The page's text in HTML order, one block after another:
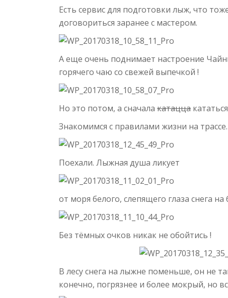
Есть сервис для подготовки лыж, что
договориться заранее с мастером.
А еще очень поднимает настроение
горячего чаю со свежей выпечкой !
Но это потом, а сначала катацца
Знакомимся с правилами жизни на
Поехали. Лыжная душа ликует
от моря белого, слепящего глаза снега
Без тёмных очков никак не обойтись !
В лесу снега на лыжне поменьше, он не
конечно, погрязнее и более мокрый, но